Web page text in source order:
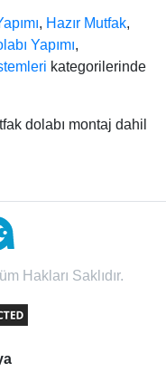
, Hazır Mutfak,
Yapımı,
kategorilerinde
dolabı montaj dahil
Hakları Saklıdır.